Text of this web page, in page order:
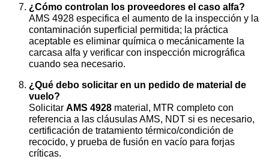
¿Cómo controlan los proveedores el caso alfa?
AMS 4928 especifica el aumento de la inspección y la
contaminación superficial permitida; la práctica
aceptable es eliminar química o mecánicamente la
carcasa alfa y verificar con inspección micrográfica
cuando sea necesario.
¿Qué debo solicitar en un pedido de material de
vuelo?
Solicitar AMS 4928 material, MTR completo con
referencia a las cláusulas AMS, NDT si es necesario,
certificación de tratamiento térmico/condición de
recocido, y prueba de fusión en vacío para forjas
críticas.